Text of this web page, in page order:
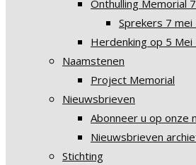
Onthulling Memorial
Sprekers 7 mei
Herdenking op 5 Mei
Naamstenen
Project Memorial
Nieuwsbrieven
Abonneer u op onze
Nieuwsbrieven
Stichting